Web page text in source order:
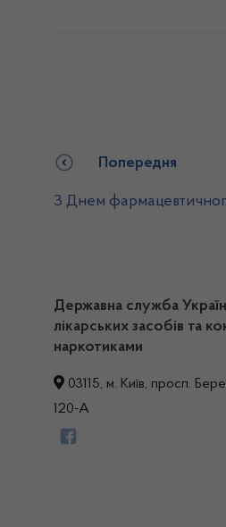
Попередня
З Днем
Державна служба
лікарських засобів та
наркотиками
03115, м. Київ, просп.
120-А